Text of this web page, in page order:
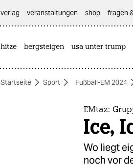
themen
verlag
veranstaltungen shop fragen
hitze bergsteigen usa unter trump
Startseite Sport Fußball-EM 2024
EMtaz:
Ice,
Wo liegt
noch vor